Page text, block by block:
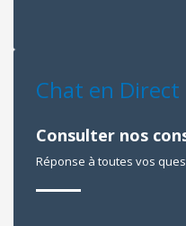
Chat en Direct
Consulter nos
Réponse à toutes vos